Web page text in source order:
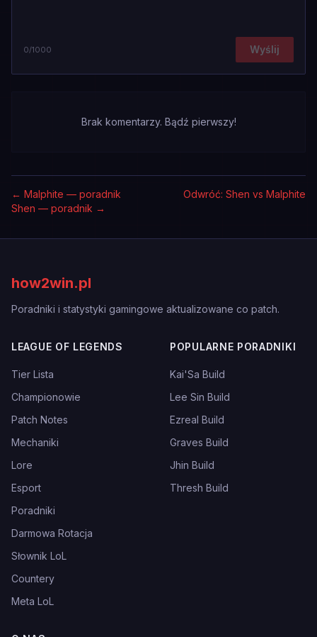
0/1000 Wyślij
Brak komentarzy. Bądź pierwszy!
← Malphite — poradnik
Odwróć: Shen vs Malphite
Shen — poradnik →
how2win.pl
Poradniki i statystyki gamingowe aktualizowane co patch.
LEAGUE OF LEGENDS
Tier Lista
Championowie
Patch Notes
Mechaniki
Lore
Esport
Poradniki
Darmowa Rotacja
Słownik LoL
Countery
Meta LoL
POPULARNE PORADNIKI
Kai'Sa Build
Lee Sin Build
Ezreal Build
Graves Build
Jhin Build
Thresh Build